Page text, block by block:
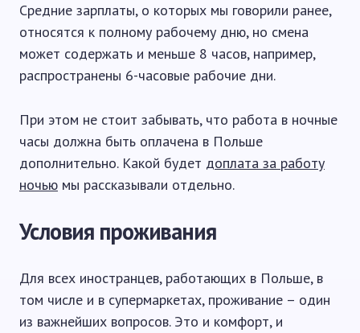
Средние зарплаты, о которых мы говорили ранее,
относятся к полному рабочему дню, но смена
может содержать и меньше 8 часов, например,
распространены 6-часовые рабочие дни.
При этом не стоит забывать, что работа в ночные
часы должна быть оплачена в Польше
дополнительно. Какой будет доплата за работу
ночью мы рассказывали отдельно.
Условия проживания
Для всех иностранцев, работающих в Польше, в
том числе и в супермаркетах, проживание – один
из важнейших вопросов. Это и комфорт, и